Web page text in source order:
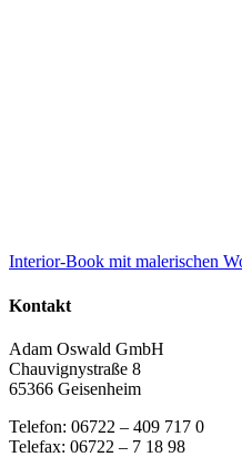
Interior-Book mit malerischen
Kontakt
Adam Oswald GmbH
Chauvignystraße 8
65366 Geisenheim
Telefon: 06722 – 409 717 0
Telefax: 06722 – 7 18 98